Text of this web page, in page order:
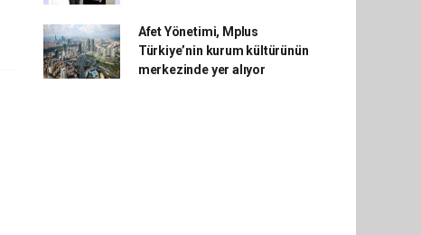
Afet Yönetimi, Mplus
Türkiye’nin kurum kültürünün
merkezinde yer alıyor